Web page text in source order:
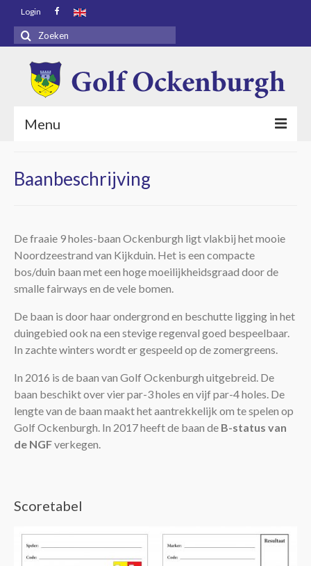
Login
Zoeken
naar:
Menu
Bezoekers
Golf Academy
Golf Ockenburgh
Leden
Baanbeschrijving
De fraaie 9 holes-baan Ockenburgh ligt vlakbij het mooie
Noordzeestrand van Kijkduin. Het is een compacte
bos/duin baan met een hoge moeilijkheidsgraad door de
smalle fairways en de vele bomen.
De baan is door haar ondergrond en beschutte ligging in het
duingebied ook na een stevige regenval goed bespeelbaar.
In zachte winters wordt er gespeeld op de zomergreens.
In 2016 is de baan van Golf Ockenburgh uitgebreid. De
baan beschikt over vier par-3 holes en vijf par-4 holes. De
lengte van de baan maakt het aantrekkelijk om te spelen op
Golf Ockenburgh. In 2017 heeft de baan de B-status van
de NGFverkegen.
Scoretabel